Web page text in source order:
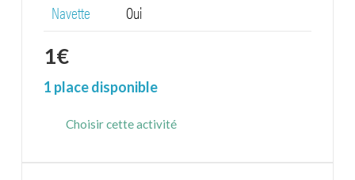
Navette
Oui
1€
1 place disponible
Choisir cette activité